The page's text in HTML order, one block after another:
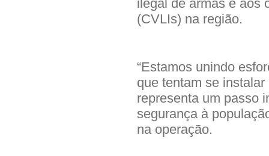
ilegal de armas e aos
(CVLIs) na região.
“Estamos unindo
que tentam se
representa um passo
segurança à
na operação.